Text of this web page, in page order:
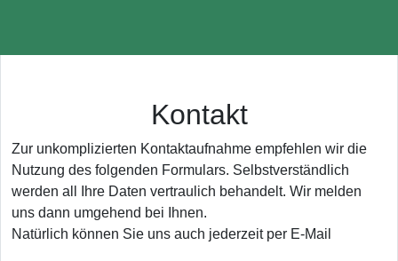
Kontakt
Zur unkomplizierten Kontaktaufnahme empfehlen wir die
Nutzung des folgenden Formulars. Selbstverständlich
werden all Ihre Daten vertraulich behandelt. Wir melden
uns dann umgehend bei Ihnen.
Natürlich können Sie uns auch jederzeit per E-Mail